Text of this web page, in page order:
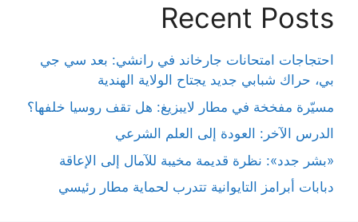
Recent Posts
احتجاجات امتحانات جارخاند في رانشي: بعد سي جي
بي، حراك شبابي جديد يجتاح الولاية الهندية
مسيّرة مفخخة في مطار لايبزيغ: هل تقف روسيا خلفها؟
الدرس الآخر: العودة إلى العلم الشرعي
«بشر جدد»: نظرة قديمة مخيبة للآمال إلى الإعاقة
دبابات أبرامز التايوانية تتدرب لحماية مطار رئيسي